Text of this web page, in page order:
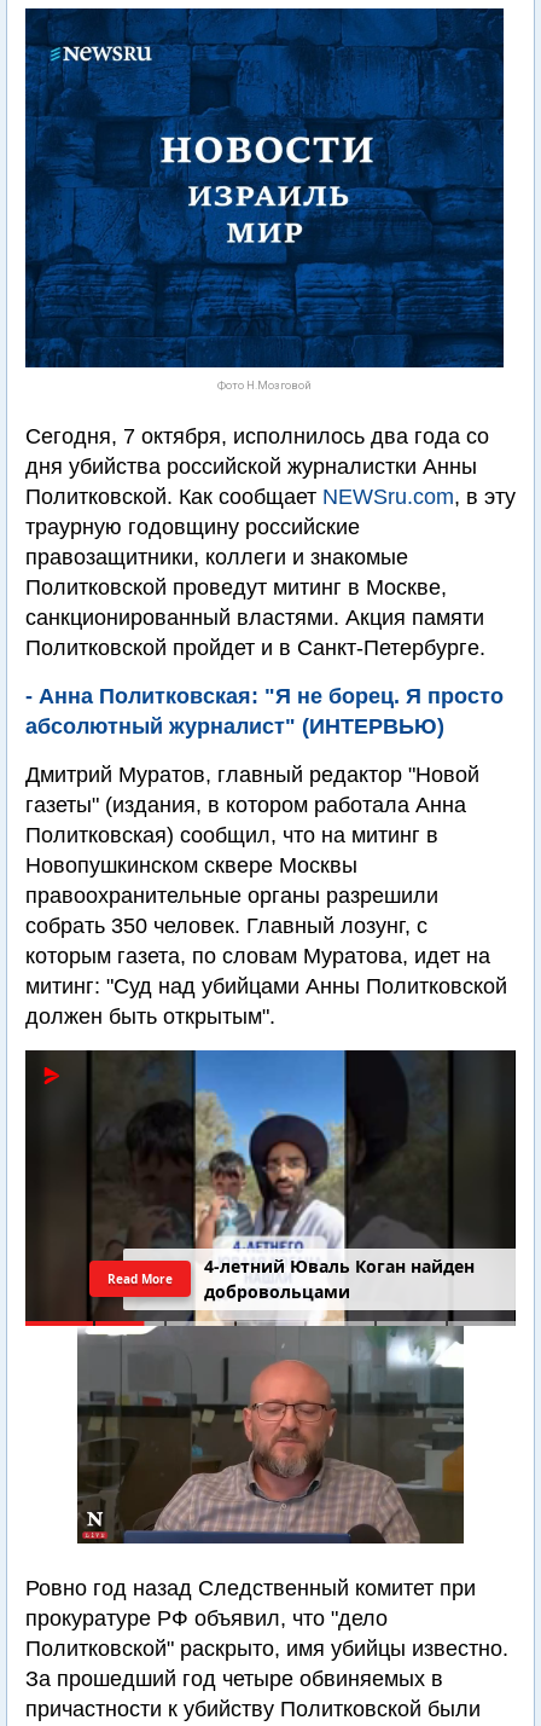
Фото Н.Мозговой
Сегодня, 7 октября, исполнилось два года со
дня убийства российской журналистки Анны
Политковской. Как сообщает NEWSru.com, в эту
траурную годовщину российские
правозащитники, коллеги и знакомые
Политковской проведут митинг в Москве,
санкционированный властями. Акция памяти
Политковской пройдет и в Санкт-Петербурге.
- Анна Политковская: "Я не борец. Я просто
абсолютный журналист" (ИНТЕРВЬЮ)
Дмитрий Муратов, главный редактор "Новой
газеты" (издания, в котором работала Анна
Политковская) сообщил, что на митинг в
Новопушкинском сквере Москвы
правоохранительные органы разрешили
собрать 350 человек. Главный лозунг, с
которым газета, по словам Муратова, идет на
митинг: "Суд над убийцами Анны Политковской
должен быть открытым".
4-летний Юваль Коган найден
добровольцами
Read More
Ровно год назад Следственный комитет при
прокуратуре РФ объявил, что "дело
Политковской" раскрыто, имя убийцы известно.
За прошедший год четыре обвиняемых в
причастности к убийству Политковской были